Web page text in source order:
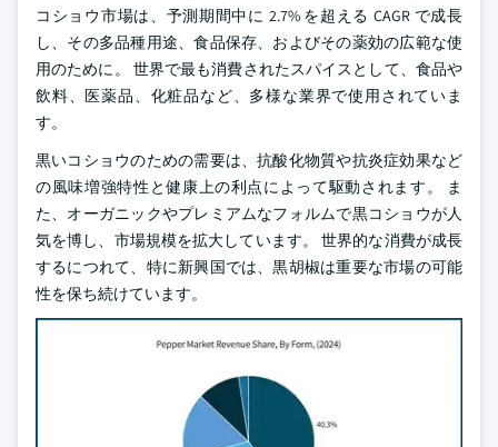
コショウ市場は、予測期間中に 2.7% を超える CAGR で成長
し、その多品種用途、食品保存、およびその薬効の広範な使
用のために。 世界で最も消費されたスパイスとして、食品や
飲料、医薬品、化粧品など、多様な業界で使用されていま
す。
黒いコショウのための需要は、抗酸化物質や抗炎症効果など
の風味増強特性と健康上の利点によって駆動されます。 ま
た、オーガニックやプレミアムなフォルムで黒コショウが人
気を博し、市場規模を拡大しています。 世界的な消費が成長
するにつれて、特に新興国では、黒胡椒は重要な市場の可能
性を保ち続けています。